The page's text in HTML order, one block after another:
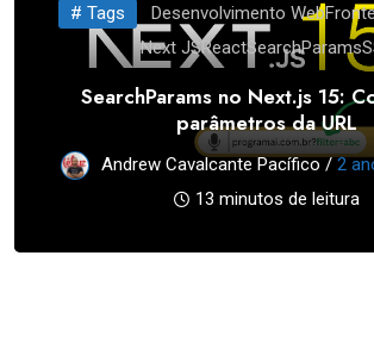
# Tags Desenvolvimento Web
Next JSReactSearchParams
SearchParams no Next.js 15:
parâmetros da URL
Andrew Cavalcante Pacífico /2
13 minutos de leitura